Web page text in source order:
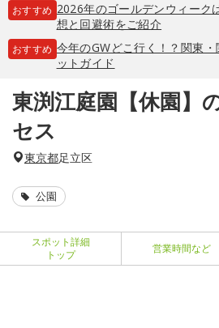
おすすめ 2026年のゴールデンウィーク
想と回避術をご紹介
おすすめ 今年のGWどこ行く！？関東
ットガイド
東渕江庭園【休園】
セス
東京都足立区
公園
スポット詳細
トップ
営業時間など